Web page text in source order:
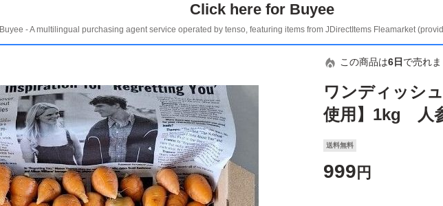
Click here for Buyee
Buyee - A multilingual purchasing agent service operated by tenso, featuring items from JDirectItems Fleamarket
この商品は6日 で売れま
ワンディッシ
使用】1kg 人
送料無料
999 円